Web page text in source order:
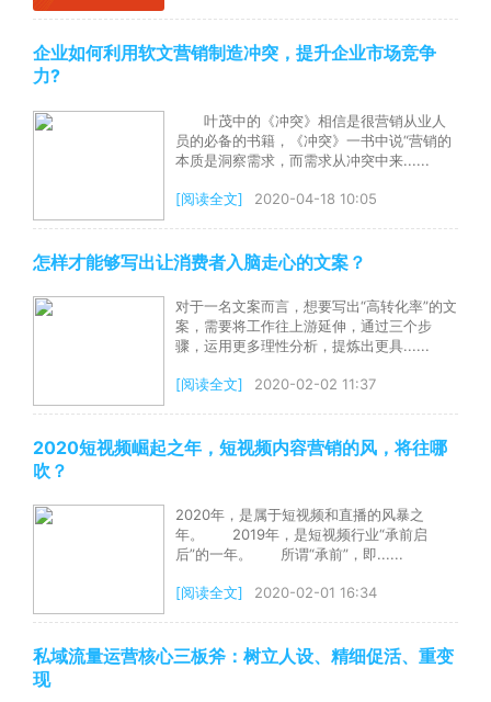
企业如何利用软文营销制造冲突，提升企业市场竞争
力?
叶茂中的《冲突》相信是很营销从业人
员的必备的书籍，《冲突》一书中说“营销的
本质是洞察需求，而需求从冲突中来......
[阅读全文] 2020-04-18 10:05
怎样才能够写出让消费者入脑走心的文案？
对于一名文案而言，想要写出“高转化率”的文
案，需要将工作往上游延伸，通过三个步
骤，运用更多理性分析，提炼出更具......
[阅读全文] 2020-02-02 11:37
2020短视频崛起之年，短视频内容营销的风，将往哪
吹？
2020年，是属于短视频和直播的风暴之
年。 2019年，是短视频行业“承前启
后”的一年。 所谓“承前”，即......
[阅读全文] 2020-02-01 16:34
私域流量运营核心三板斧：树立人设、精细促活、重变
现